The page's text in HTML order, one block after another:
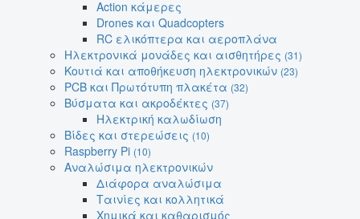
Action κάμερες
Drones και Quadcopters
RC ελικόπτερα και αεροπλάνα
Ηλεκτρονικά μονάδες και αισθητήρες (31)
Κουτιά και αποθήκευση ηλεκτρονικών (23)
PCB και Πρωτότυπη πλακέτα (32)
Βύσματα και ακροδέκτες (37)
Ηλεκτρική καλωδίωση
Βίδες και στερεώσεις (10)
Raspberry Pi (10)
Αναλώσιμα ηλεκτρονικών
Διάφορα αναλώσιμα
Ταινίες και κολλητικά
Χημικά και καθαρισμός